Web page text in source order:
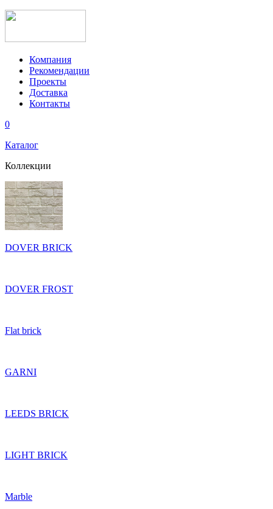
Компания
Рекомендации
Проекты
Доставка
Контакты
0
Каталог
Коллекции
DOVER BRICK
DOVER FROST
Flat brick
GARNI
LEEDS BRICK
LIGHT BRICK
Marble